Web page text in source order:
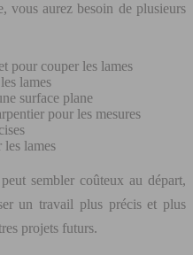
vous aurez besoin de plusieurs
pour couper les lames
lames
surface plane
pour les mesures
les lames
sembler coûteux au départ,
un travail plus précis et plus
projets futurs.